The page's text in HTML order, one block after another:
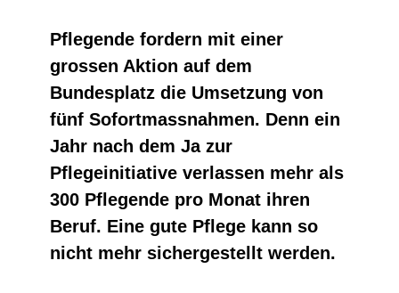
Pflegende fordern mit einer
grossen Aktion auf dem
Bundesplatz die Umsetzung von
fünf Sofortmassnahmen. Denn ein
Jahr nach dem Ja zur
Pflegeinitiative verlassen mehr als
300 Pflegende pro Monat ihren
Beruf. Eine gute Pflege kann so
nicht mehr sichergestellt werden.